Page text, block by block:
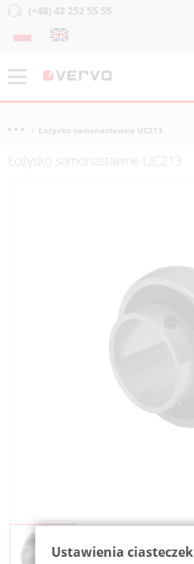
(+48) 42 252 55 55
Łożysko samonastawne UC213
Łożysko samonastawne UC213
Ustawienia ciasteczek